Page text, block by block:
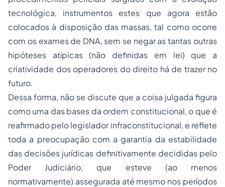
tecnológica, instrumentos estes que agora estão
colocados à disposição das massas, tal como ocorre
com os exames de DNA, sem se negar as tantas outras
hipóteses atípicas (não definidas em lei) que a
criatividade dos operadores do direito há de trazer no
futuro.
Dessa forma, não se discute que a coisa julgada figura
como uma das bases da ordem constitucional, o que é
reafirmado pelo legislador infraconstitucional, e reflete
toda a preocupação com a garantia da estabilidade
das decisões jurídicas definitivamente decididas pelo
Poder Judiciário, que esteve (ao menos
normativamente) assegurada até mesmo nos períodos